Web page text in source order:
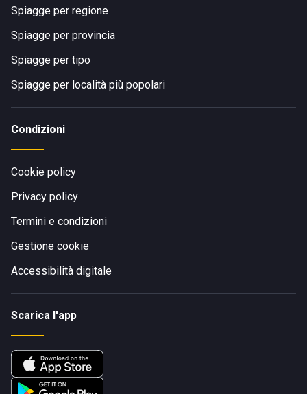
Spiagge per regione
Spiagge per provincia
Spiagge per tipo
Spiagge per località più popolari
Condizioni
Cookie policy
Privacy policy
Termini e condizioni
Gestione cookie
Accessibilità digitale
Scarica l'app